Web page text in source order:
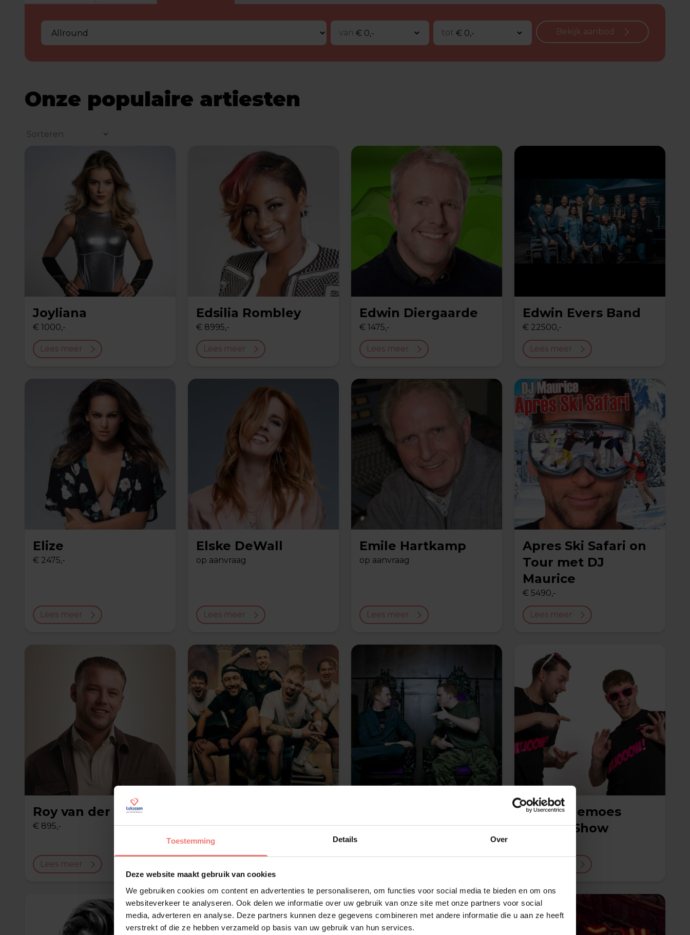
Toestemming Details Over
Deze website maakt gebruik van cookies
We gebruiken cookies om content en advertenties te personaliseren, om functies voor social media te bieden en om ons
websiteverkeer te analyseren. Ook delen we informatie over uw gebruik van onze site met onze partners voor social
media, adverteren en analyse. Deze partners kunnen deze gegevens combineren met andere informatie die u aan ze heeft
verstrekt of die ze hebben verzameld op basis van uw gebruik van hun services.
van tot Bekijk aanbod
Onze populaire artiesten
Joyliana
€ 1000,-
Lees meer
Edsilia Rombley
€ 8995,-
Lees meer
Edwin Diergaarde
€ 1475,-
Lees meer
Edwin Evers Band
€ 22500,-
Lees meer
Elize
€ 2475,-
Lees meer
Elske DeWall
op aanvraag
Lees meer
Emile Hartkamp
op aanvraag
Lees meer
Apres Ski Safari on
Tour met DJ
Maurice
€ 5490,-
Lees meer
Roy van der Sar
€ 895,-
Lees meer
op aanvraag € 2675,-
Jordie Hemoes
Atjoow Show